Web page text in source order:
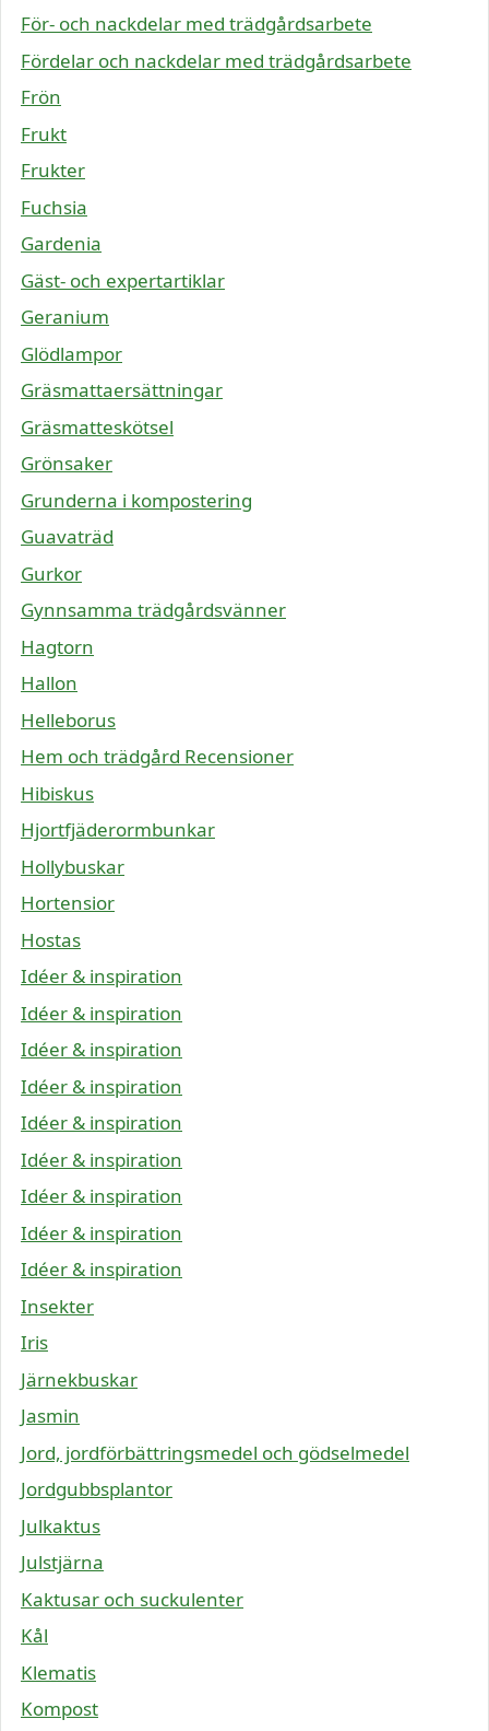
För- och nackdelar med trädgårdsarbete
Fördelar och nackdelar med trädgårdsarbete
Frön
Frukt
Frukter
Fuchsia
Gardenia
Gäst- och expertartiklar
Geranium
Glödlampor
Gräsmattaersättningar
Gräsmatteskötsel
Grönsaker
Grunderna i kompostering
Guavaträd
Gurkor
Gynnsamma trädgårdsvänner
Hagtorn
Hallon
Helleborus
Hem och trädgård Recensioner
Hibiskus
Hjortfjäderormbunkar
Hollybuskar
Hortensior
Hostas
Idéer & inspiration
Idéer & inspiration
Idéer & inspiration
Idéer & inspiration
Idéer & inspiration
Idéer & inspiration
Idéer & inspiration
Idéer & inspiration
Idéer & inspiration
Insekter
Iris
Järnekbuskar
Jasmin
Jord, jordförbättringsmedel och gödselmedel
Jordgubbsplantor
Julkaktus
Julstjärna
Kaktusar och suckulenter
Kål
Klematis
Kompost